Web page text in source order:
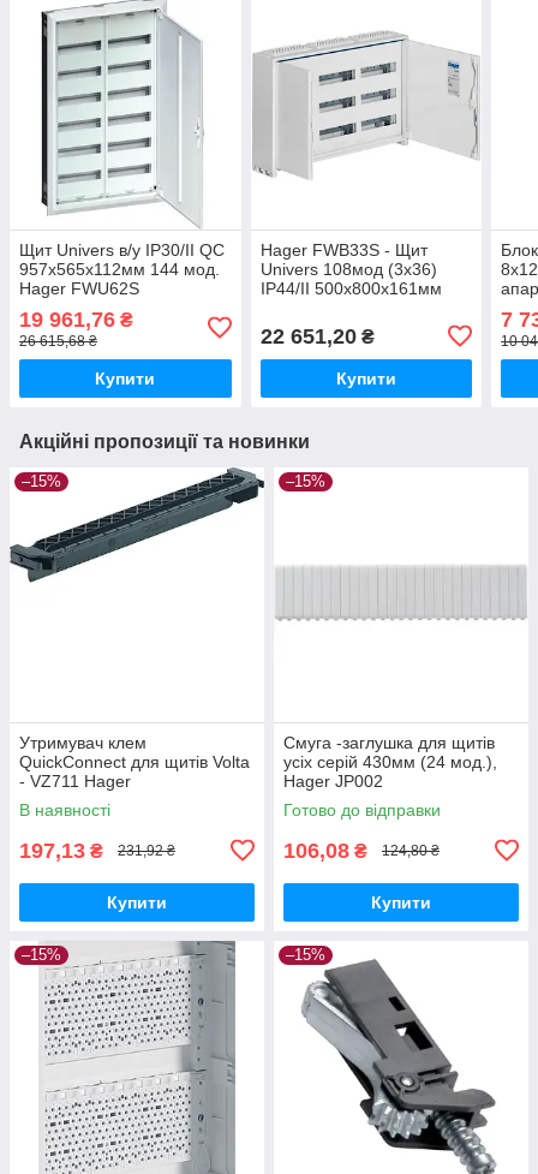
Щит Univers в/у IP30/II QC
957x565x112мм 144 мод.
Hager FWU62S
19 961,76 ₴
26 615,68 ₴
Купити
Hager FWB33S - Щит
Univers 108мод (3x36)
IP44/II 500x800x161мм
22 651,20₴
Купити
7
10
Акційні пропозиції та новинки
–15%
Утримувач клем
QuickConnect для щитів Volta
- VZ711 Hager
В наявності
197,13 ₴ 231,92 ₴
Купити
–15%
Смуга -заглушка для щитів
усіх серій 430мм (24 мод.),
Hager JP002
Готово до відправки
106,08 ₴ 124,80 ₴
Купити
–15% –15%